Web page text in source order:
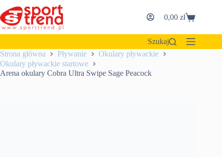
do
treści
Koszyk
0,00zł
Szukaj
Strona główna
Pływanie
Okulary pływackie
Okulary pływackie startowe
Arena okulary Cobra Ultra Swipe Sage Peacock